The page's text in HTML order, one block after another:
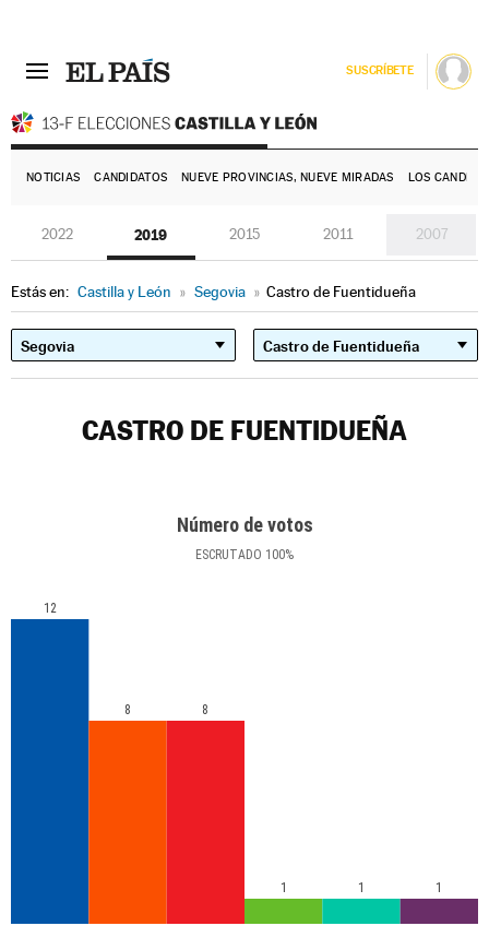
SUSCRÍBETE
NOTICIAS CANDIDATOS NUEVE PROVINCIAS, NUEVE MIRADAS LOS
2022 2019 2015 2011 2007
Estás en: Castilla y León » Segovia » Castro de Fuentidueña
CASTRO DE FUENTIDUEÑA
Número de votos
ESCRUTADO 100%
12
8 8
1 1 1